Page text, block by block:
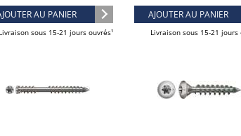
AU PANIER
Livraison sous 15-21 jours ouvrés¹
AJOUTER AU PANIER
Livraison sous 15-21 jours